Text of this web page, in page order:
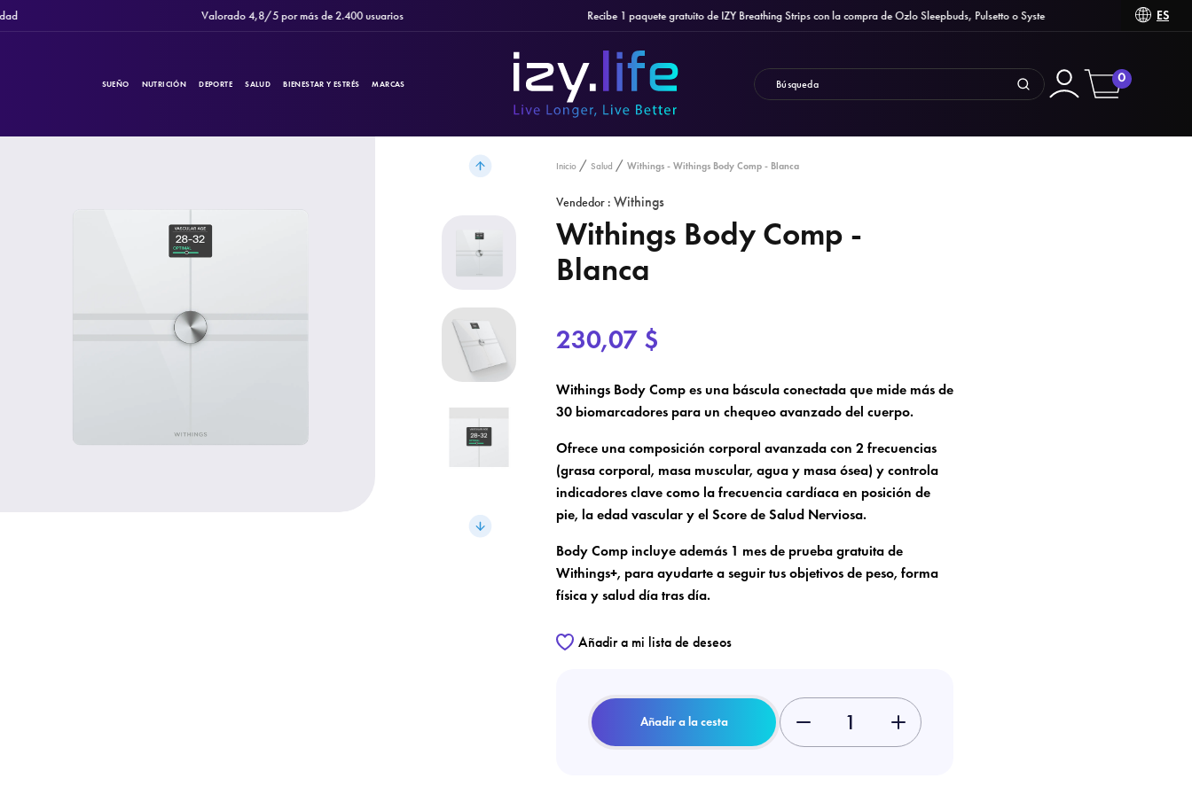
Valorado 4,8/5 por más de 2.400 usuarios Recibe 1 paquete gratuito de IZY Breathing Strips con la compra de Ozlo Sleepbuds, Pulsetto o Syste ES
SUEÑO NUTRICIÓN DEPORTE SALUD BIENESTAR Y ESTRÉS MARCAS 0
Inicio Salud Withings - Withings Body Comp - Blanca
Vendedor : Withings
Withings Body Comp -
Blanca
230,07 $
Withings Body Comp es una báscula conectada que mide más de
30 biomarcadores para un chequeo avanzado del cuerpo.
Ofrece una composición corporal avanzada con 2 frecuencias
(grasa corporal, masa muscular, agua y masa ósea) y controla
indicadores clave como la frecuencia cardíaca en posición de
pie, la edad vascular y el Score de Salud Nerviosa.
Body Comp incluye además 1 mes de prueba gratuita de
Withings+, para ayudarte a seguir tus objetivos de peso, forma
física y salud día tras día.
Añadir a mi lista de deseos
- +
Añadir a la cesta